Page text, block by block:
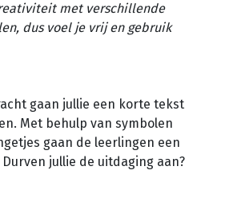
Agenda
met verschillende
dus voel je vrij en gebruik
gaan jullie een korte tekst
Met behulp van symbolen
gaan de leerlingen een
jullie de uitdaging aan?